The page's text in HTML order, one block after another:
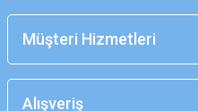
Müşteri Hizmetleri
Alışveriş